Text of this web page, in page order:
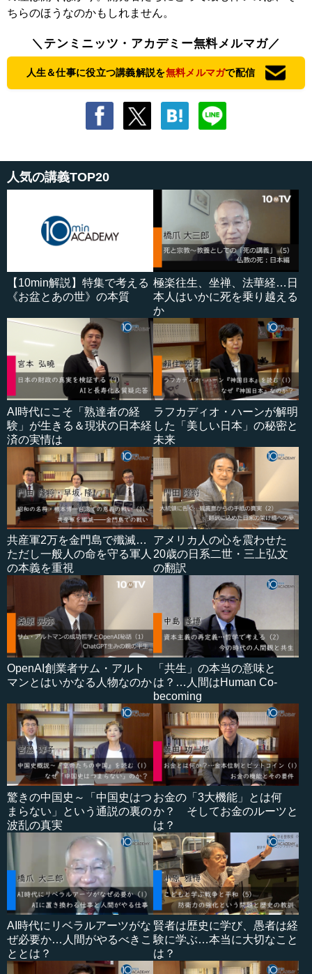
ちらのほうなのかもしれません。
＼テンミニッツ・アカデミー無料メルマガ／
人生＆仕事に役立つ講義解説を無料メルマガで配信
人気の講義TOP20
【10min解説】特集で考える
《お盆とあの世》の本質
極楽往生、坐禅、法華経…日
本人はいかに死を乗り越える
か
AI時代にこそ「熟達者の経
験」が生きる＆現状の日本経
済の実情は
ラフカディオ・ハーンが解明
した「美しい日本」の秘密と
未来
共産軍2万を金門島で殲滅…
ただし一般人の命を守る軍人
の本義を重視
アメリカ人の心を震わせた
20歳の日系二世・三上弘文
の翻訳
OpenAI創業者サム・アルト
マンとはいかなる人物なのか
「共生」の本当の意味と
は？…人間はHuman Co-
becoming
驚きの中国史～「中国史はつ
まらない」という通説の裏の
波乱の真実
お金の「3大機能」とは何
か？ そしてお金のルーツと
は？
AI時代にリベラルアーツがな
ぜ必要か…人間がやるべきこ
ととは？
賢者は歴史に学び、愚者は経
験に学ぶ…本当に大切なこと
は？